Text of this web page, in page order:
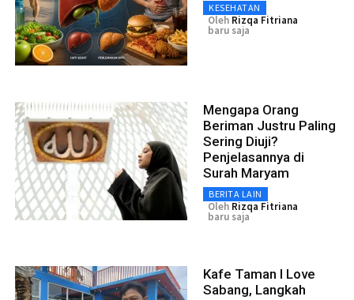
KESEHATAN
Oleh Rizqa Fitriana
baru saja
Mengapa Orang
Beriman Justru Paling
Sering Diuji?
Penjelasannya di
Surah Maryam
BERITA LAIN
Oleh Rizqa Fitriana
baru saja
Kafe Taman I Love
Sabang, Langkah